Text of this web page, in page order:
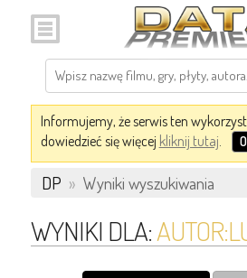
Informujemy, że serwis ten
dowiedzieć się więcej kliknij tutaj.
DP » Wyniki wyszukiwania
WYNIKI DLA: